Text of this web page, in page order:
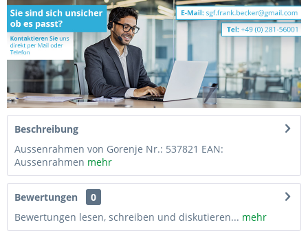
Beschreibung
Aussenrahmen von Gorenje Nr.: 537821 EAN:
Aussenrahmen mehr
Bewertungen
0
Bewertungen lesen, schreiben und diskutieren... mehr